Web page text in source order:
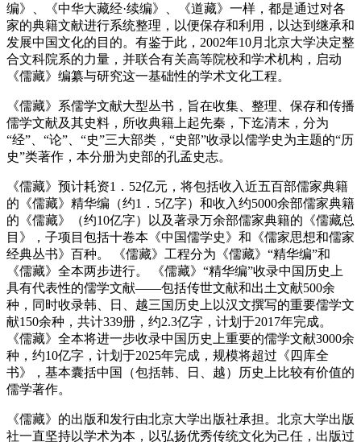
编》、《中华大藏经·续编》、《道藏》一样，都是通过对各
家的典籍文献进行系统整理，以便保存和利用，以达到继承和
发展中国文化的目的。有鉴于此，2002年10月北京大学决定整
合文科院系的力量，并联合有关高等院校和学术机构，启动
《儒藏》编纂与研究这一基础性的学术文化工程。
《儒藏》系儒学文献大型丛书，旨在收集、整理、保存和传播
儒学文献及其史料，所收典籍上起先秦，下迄清末，分为
“经”、“论”、“史”三大部类，“史部”收录以儒学史为主题的“历
史”类著作，本分册为史部的孔孟史志。
《儒藏》预计耗资1．52亿元，将包括收入近五百部儒家典籍
的《儒藏》精华编（约1．5亿字）和收入约5000余部儒家典籍
的《儒藏》（约10亿字）以及著录万余部儒家典籍的《儒藏总
目》，子项目包括十卷本《中国儒学史》和《儒家思想和儒家
经典丛书》百种。 《儒藏》工程分为《儒藏》“精华编”和
《儒藏》全本两步进行。 《儒藏》“精华编”收录中国历史上
具有代表性的儒学文献——包括传世文献和出土文献500余
种，同时收录韩、日、越三国历史上以汉文撰写的重要儒学文
献150余种，共计339册，约2.3亿字，计划于2017年完成。
《儒藏》全本将进一步收录中国历史上重要的儒学文献3000余
种，约10亿字，计划于2025年完成，规模将超过《四库全
书》，基本囊括中国（包括韩、日、越）历史上比较有价值的
儒学著作。
《儒藏》的出版和发行由北京大学出版社承担。北京大学出版
社一直坚持以学术为本，以弘扬优秀传统文化为己任，出版过